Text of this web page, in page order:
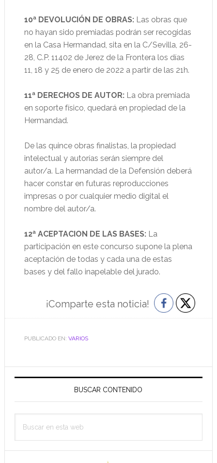
10ª DEVOLUCIÓN DE OBRAS: Las obras que
no hayan sido premiadas podrán ser recogidas
en la Casa Hermandad, sita en la C/Sevilla, 26-
28, C.P. 11402 de Jerez de la Frontera los días
11, 18 y 25 de enero de 2022 a partir de las 21h.
11ª DERECHOS DE AUTOR:La obra premiada
en soporte físico, quedará en propiedad de la
Hermandad.
De las quince obras finalistas, la propiedad
intelectual y autorías serán siempre del
autor/a. La hermandad de la Defensión deberá
hacer constar en futuras reproducciones
impresas o por cualquier medio digital el
nombre del autor/a.
12ª ACEPTACION DE LAS BASES: La
participación en este concurso supone la plena
aceptación de todas y cada una de estas
bases y del fallo inapelable del jurado.
¡Comparte esta noticia!
PUBLICADO EN: VARIOS
Barra
principal
BUSCAR CONTENIDO